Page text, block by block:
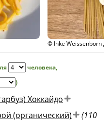
человека,
)
Хоккайдо
(органический)
(110